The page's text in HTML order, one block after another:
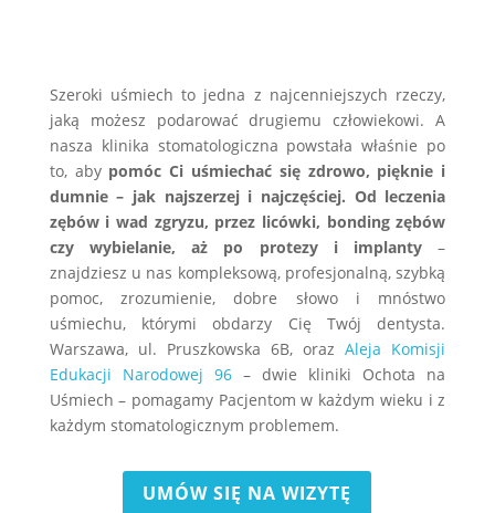
Szeroki uśmiech to jedna z najcenniejszych rzeczy,
jaką możesz podarować drugiemu człowiekowi. A
nasza klinika stomatologiczna powstała właśnie po
to, aby pomóc Ci uśmiechać się zdrowo, pięknie i
dumnie – jak najszerzej i najczęściej. Od leczenia
zębów i wad zgryzu, przez licówki, bonding zębów
czy wybielanie, aż po protezy i implanty –
znajdziesz u nas kompleksową, profesjonalną, szybką
pomoc, zrozumienie, dobre słowo i mnóstwo
uśmiechu, którymi obdarzy Cię Twój dentysta.
Warszawa, ul. Pruszkowska 6B, orazAleja Komisji
Edukacji Narodowej 96– dwie kliniki Ochota na
Uśmiech – pomagamy Pacjentom w każdym wieku i z
każdym stomatologicznym problemem.
UMÓW SIĘ NA WIZYTĘ